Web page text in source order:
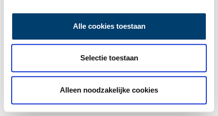
Alle cookies toestaan
Selectie toestaan
Alleen noodzakelijke cookies